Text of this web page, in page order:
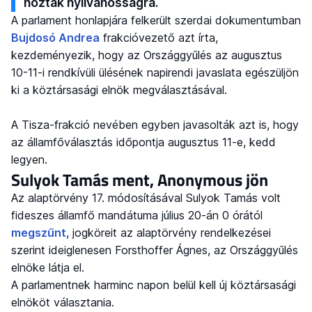
A parlament honlapjára felkerült szerdai dokumentumban
Bujdosó Andrea frakcióvezető azt írta,
kezdeményezik, hogy az Országgyűlés az augusztus
10-11-i rendkívüli ülésének napirendi javaslata egészüljön
ki a köztársasági elnök megválasztásával.
A Tisza-frakció nevében egyben javasolták azt is, hogy
az államfőválasztás időpontja augusztus 11-e, kedd
legyen.
Sulyok Tamás ment, Anonymous jön
Az alaptörvény 17. módosításával Sulyok Tamás volt
fideszes államfő mandátuma július 20-án 0 órától
megszűnt, jogköreit az alaptörvény rendelkezései
szerint ideiglenesen Forsthoffer Ágnes, az Országgyűlés
elnöke látja el.
A parlamentnek harminc napon belül kell új köztársasági
elnököt választania.